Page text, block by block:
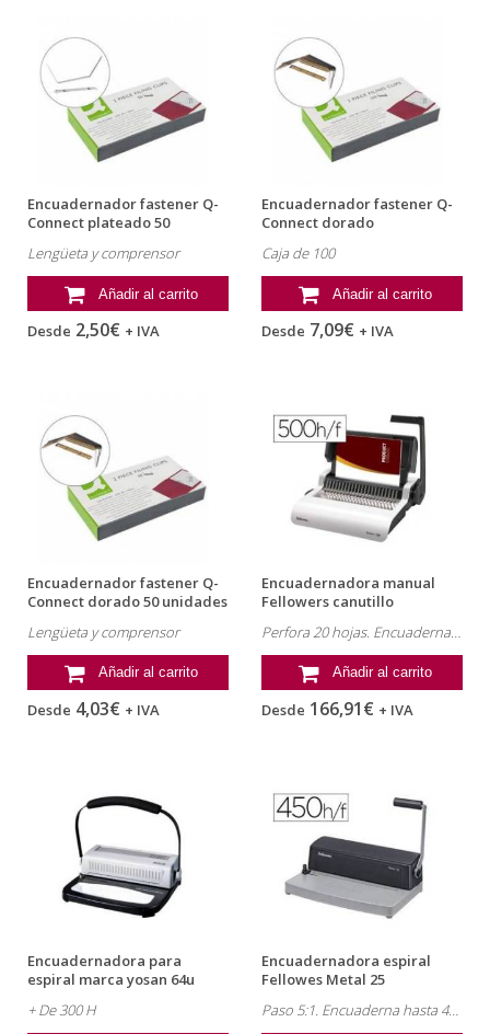
Encuadernador fastener Q-
Connect plateado 50
Lengüeta y comprensor
Añadir al carrito
Desde 2,50€ + IVA
Encuadernador fastener Q-
Connect dorado
Caja de 100
Añadir al carrito
Desde 7,09€ + IVA
Encuadernador fastener Q-
Connect dorado 50 unidades
Lengüeta y comprensor
Añadir al carrito
Desde 4,03€ + IVA
Encuadernadora manual
Fellowers canutillo
Perfora 20 hojas. Encuaderna 500 hojas
Añadir al carrito
Desde 166,91€ + IVA
Encuadernadora para
espiral marca yosan 64u
+ De 300 H
Encuadernadora espiral
Fellowes Metal 25
Paso 5:1. Encuaderna hasta 450 hojas.